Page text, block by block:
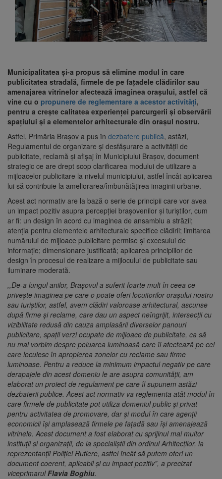
Municipalitatea și-a propus să elimine modul în care
publicitatea stradală, firmele de pe fațadele clădirilor sau
amenajarea vitrinelor afectează imaginea orașului, astfel că
vine cu o propunere de reglementare a acestor activități,
pentru a crește calitatea experienței parcurgerii și observării
spațiului și a elementelor arhitecturale din orașul nostru.
Astfel, Primăria Brașov a pus în dezbatere publică, astăzi,
Regulamentul de organizare și desfășurare a activității de
publicitate, reclamă și afișaj în Municipiului Brașov, document
strategic ce are drept scop clarificarea modului de utilizare a
mijloacelor publicitare la nivelul municipiului, astfel încât aplicarea
lui să contribuie la ameliorarea/îmbunătățirea imaginii urbane.
Acest act normativ are la bază o serie de principii care vor avea
un impact pozitiv asupra percepției brașovenilor și turiștilor, cum
ar fi: un design în acord cu imaginea de ansamblu a străzii;
atenția pentru elementele arhitecturale specifice clădirii; limitarea
numărului de mijloace publicitare permise și excesului de
informație; dimensionare justificată; aplicarea principiilor de
design în procesul de realizare a mijlocului de publicitate sau
iluminare moderată.
,,De-a lungul anilor, Brașovul a suferit foarte mult în ceea ce
privește imaginea pe care o poate oferi locuitorilor orașului nostru
sau turiștilor, astfel, avem clădiri valoroase arhitectural, ascunse
după firme și reclame, care dau un aspect neîngrijit, intersecții cu
vizibilitate redusă din cauza amplasării diverselor panouri
publicitare, spații verzi ocupate de mijloace de publicitate, ca să
nu mai vorbim despre poluarea luminoasă care îi afectează pe cei
care locuiesc în apropierea zonelor cu reclame sau firme
luminoase. Pentru a reduce la minimum impactul negativ pe care
derapajele din acest domeniu le are asupra comunității, am
elaborat un proiect de regulament pe care îl supunem astăzi
dezbaterii publice. Acest act normativ va reglementa atât modul în
care firmele de publicitate pot utiliza domeniul public și privat
pentru activitatea de promovare, dar și modul în care agenții
economicii își amplasează firmele pe fațadă sau își amenajează
vitrinele. Acest document a fost elaborat cu sprijinul mai multor
instituții și organizații, de la specialiștii din ordinul Arhitecților, la
reprezentanții Poliției Rutiere, astfel încât să putem oferi un
document coerent, aplicabil și cu impact pozitiv”, a precizat
viceprimarulFlavia Boghiu.